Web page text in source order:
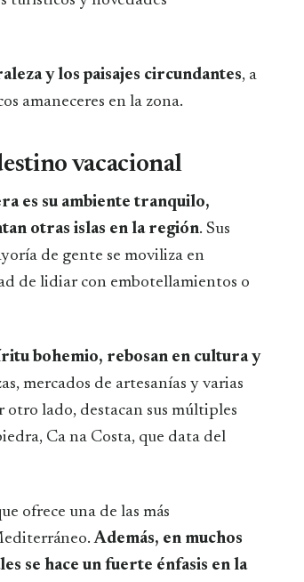
y los paisajes circundantes, a
amaneceres en la zona.
vacacional
es su ambiente tranquilo,
otras islas en la región. Sus
de gente se moviliza en
de lidiar con embotellamientos o
bohemio, rebosan en cultura y
mercados de artesanías y varias
lado, destacan sus múltiples
Ca na Costa, que data del
ofrece una de las más
Además, en muchos
se hace un fuerte énfasis en la